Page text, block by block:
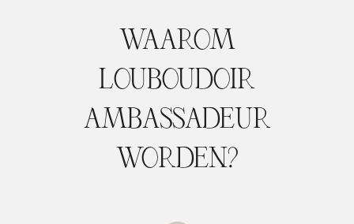
WAAROM
LOUBOUDOIR
AMBASSADEUR
WORDEN?